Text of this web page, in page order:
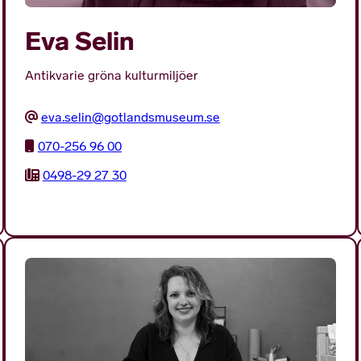
Eva Selin
Antikvarie gröna kulturmiljöer
eva.selin@gotlandsmuseum.se
070-256 96 00
0498-29 27 30